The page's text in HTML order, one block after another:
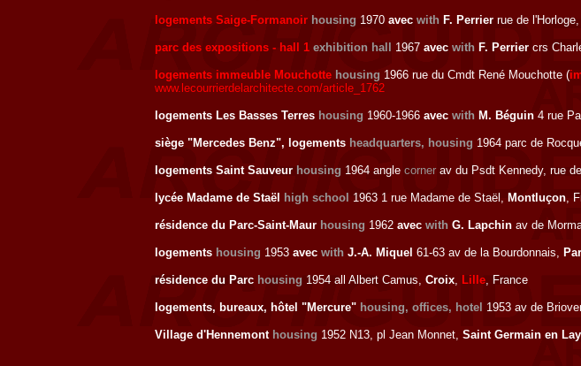
logements Saige-Formanoir housing 1970 avec with F. Perrier rue de
parc des expositions - hall 1 exhibition hall 1967 avec with F. Perrier crs
logements immeuble Mouchotte housing 1966 rue du Cmdt René Mouchotte (
www.lecourrierdelarchitecte.com/article_1762
logements Les Basses Terres housing 1960-1966 avec with M. Béguin 4 rue
siège "Mercedes Benz", logements headquarters, housing 1964 parc de
logements Saint Sauveur housing 1964 angle corner av du Psdt Kennedy, rue
lycée Madame de Staël high school 1963 1 rue Madame de Staël, Montluçon,
résidence du Parc-Saint-Maur housing 1962 avec with G. Lapchin av de
logements housing 1953 avec with J.-A. Miquel 61-63 av de la Bourdonnais,
résidence du Parc housing 1954 all Albert Camus, Croix, Lille, France
logements, bureaux, hôtel "Mercure" housing, offices, hotel 1953 av de
Village d'Hennemont housing 1952 N13, pl Jean Monnet, Saint Germain en